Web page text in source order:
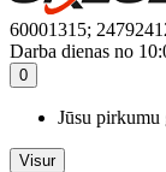
60001315;
Darba dienas no
0
Jūsu pirkumu
Visur